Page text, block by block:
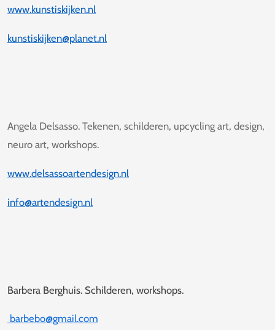
www.kunstiskijken.nl
kunstiskijken@planet.nl
Angela Delsasso. Tekenen, schilderen, upcycling art, design,
neuro art, workshops.
www.delsassoartendesign.nl
info@artendesign.nl
Barbera Berghuis. Schilderen, workshops.
barbebo@gmail.com